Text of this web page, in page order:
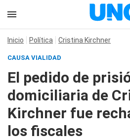
Inicio Política Cristina Kirchner
CAUSA VIALIDAD
El pedido de
domiciliaria de
Kirchner fue
los fiscales